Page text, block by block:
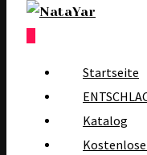
Startseite
Katalog